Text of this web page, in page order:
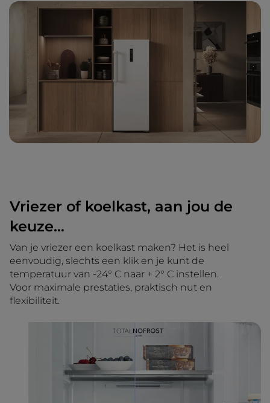
Vriezer of koelkast, aan jou de
keuze...
Van je vriezer een koelkast maken? Het is heel
eenvoudig, slechts een klik en je kunt de
temperatuur van -24° C naar + 2° C instellen.
Voor maximale prestaties, praktisch nut en
flexibiliteit.